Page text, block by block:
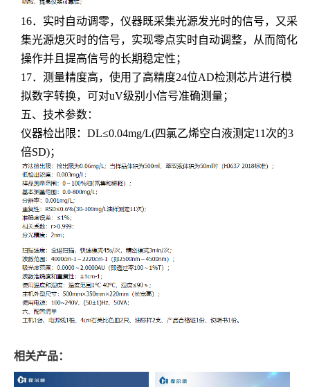
16．实时自动调零，仪器既采集光源发光时的信号，又采
集光源熄灭时的信号，实现零点实时自动调整，从而简化
操作并且提高信号的长期稳定性；
17．测量精度高，使用了高精度24位AD检测芯片进行模
拟数字转换，可对uV级别小信号准确测量；
五、技术参数：
仪器检出限：DL≤0.04mg/L(四氯乙烯空白液测定11次的3
倍SD)；
相关产品：